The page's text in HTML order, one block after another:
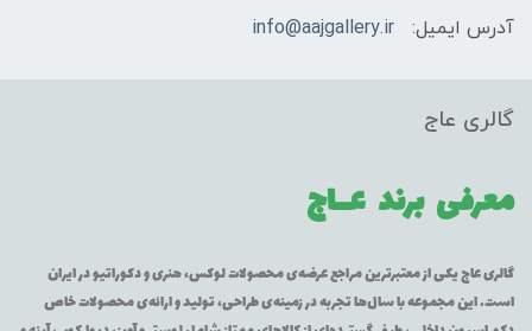
آدرس ایمیل:
info@aajgallery.ir
گالری عاج
معرفی برند عــاج
گالری عاج یکی از معتبرترین مراجع عرضه‌ی محصولات لوکس، هنری و دکوراتیو در ایران
است. این مجموعه با سال‌ها تجربه در زمینه‌ی طراحی، تولید و ارائه‌ی محصولات خاص